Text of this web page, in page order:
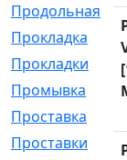
Продольная
Прокладка
Прокладки
Промывка
Проставка
Проставки